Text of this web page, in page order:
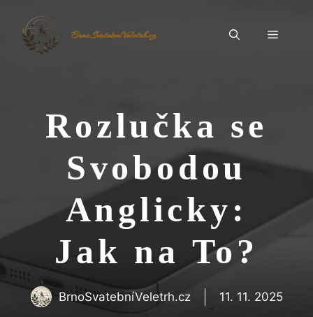
obsah
BrnoSvatebníVeletrh.cz Menu
Rozlučka se
Svobodou
Anglicky:
Jak na To?
BrnoSvatebníVeletrh.cz 11. 11. 2025